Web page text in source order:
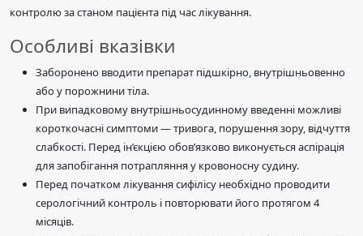
контролю за станом пацієнта під час лікування.
Особливі вказівки
Заборонено вводити препарат підшкірно, внутрішньовенно
або у порожнини тіла.
При випадковому внутрішньосудинному введенні можливі
короткочасні симптоми — тривога, порушення зору, відчуття
слабкості. Перед ін’єкцією обов’язково виконується аспірація
для запобігання потрапляння у кровоносну судину.
Перед початком лікування сифілісу необхідно проводити
серологічний контроль і повторювати його протягом 4
місяців.